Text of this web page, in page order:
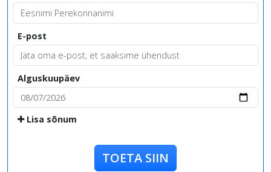
E-post
Alguskuupäev
Lisa sõnum
TOETA SIIN